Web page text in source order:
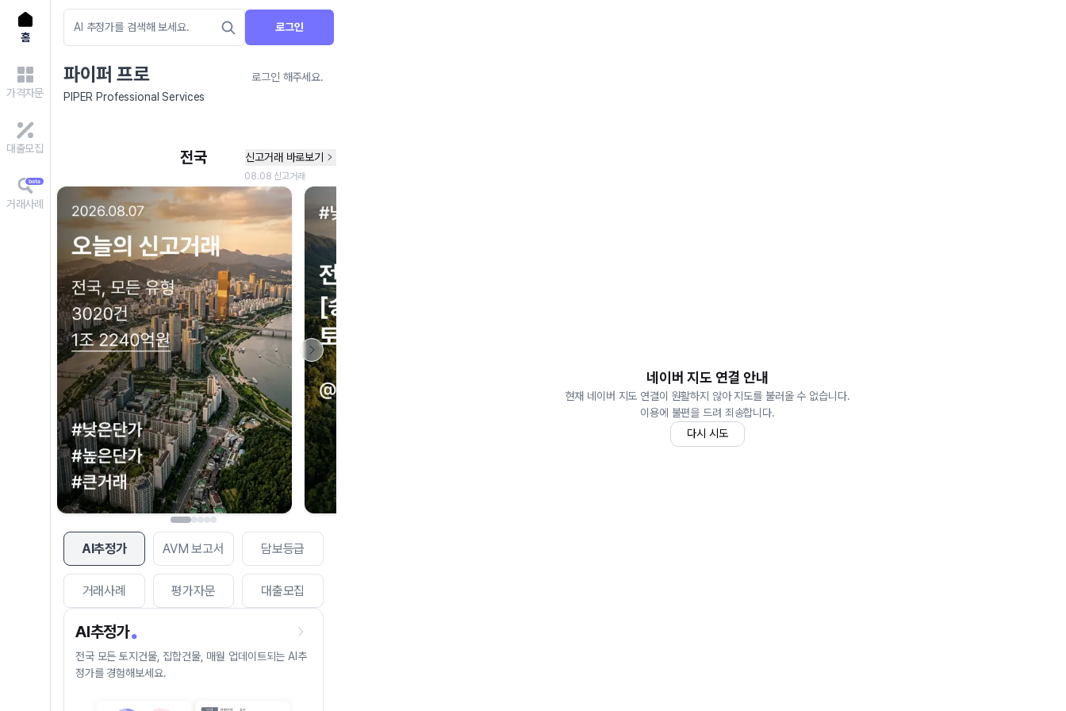
홈
가격자문
대출모집
거래사례
로그인
파이퍼 프로
로그인 해주세요.
PIPER Professional Services
AI추정가 AVM 보고서 담보등급
거래사례 평가자문 대출모집
AI추정가
전국 모든 토지건물, 집합건물, 매월 업데이트되는 AI추
정가를 경험해보세요.
네이버 지도 연결 안내
현재 네이버 지도 연결이 원활하지 않아 지도를 불러올 수 없습니다.
이용에 불편을 드려 죄송합니다.
다시 시도